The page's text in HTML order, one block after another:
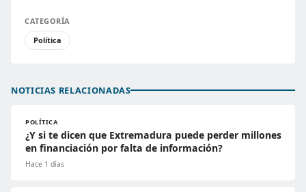
CATEGORÍA
Política
NOTICIAS RELACIONADAS
POLÍTICA
¿Y si te dicen que Extremadura puede perder millones
en financiación por falta de información?
Hace 1 días